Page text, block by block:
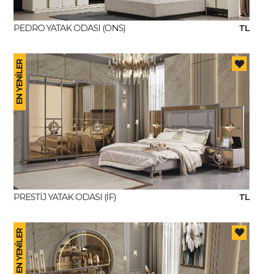
PEDRO YATAK ODASI (ONS) TL
EN YENİLER
PRESTİJ YATAK ODASI (İF) TL
EN YENİLER